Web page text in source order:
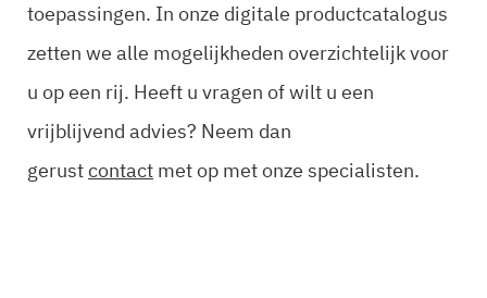
toepassingen. In onze digitale productcatalogus
zetten we alle mogelijkheden overzichtelijk voor
u op een rij. Heeft u vragen of wilt u een
vrijblijvend advies? Neem dan
gerustcontact met op met onze specialisten.